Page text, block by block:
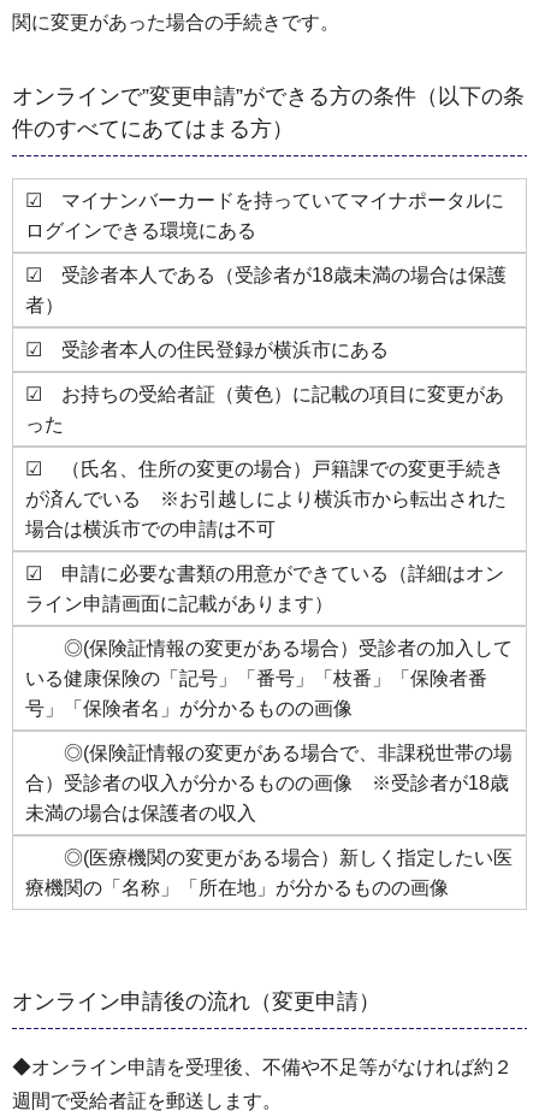
関に変更があった場合の手続きです。
オンラインで”変更申請”ができる方の条件（以下の条
件のすべてにあてはまる方）
☑ マイナンバーカードを持っていてマイナポータルに
ログインできる環境にある
☑ 受診者本人である（受診者が18歳未満の場合は保護
者）
☑ 受診者本人の住民登録が横浜市にある
☑ お持ちの受給者証（黄色）に記載の項目に変更があ
った
☑ （氏名、住所の変更の場合）戸籍課での変更手続き
が済んでいる ※お引越しにより横浜市から転出された
場合は横浜市での申請は不可
☑ 申請に必要な書類の用意ができている（詳細はオン
ライン申請画面に記載があります）
◎(保険証情報の変更がある場合）受診者の加入して
いる健康保険の「記号」「番号」「枝番」「保険者番
号」「保険者名」が分かるものの画像
◎(保険証情報の変更がある場合で、非課税世帯の場
合）受診者の収入が分かるものの画像 ※受診者が18歳
未満の場合は保護者の収入
◎(医療機関の変更がある場合）新しく指定したい医
療機関の「名称」「所在地」が分かるものの画像
オンライン申請後の流れ（変更申請）
◆オンライン申請を受理後、不備や不足等がなければ約２
週間で受給者証を郵送します。